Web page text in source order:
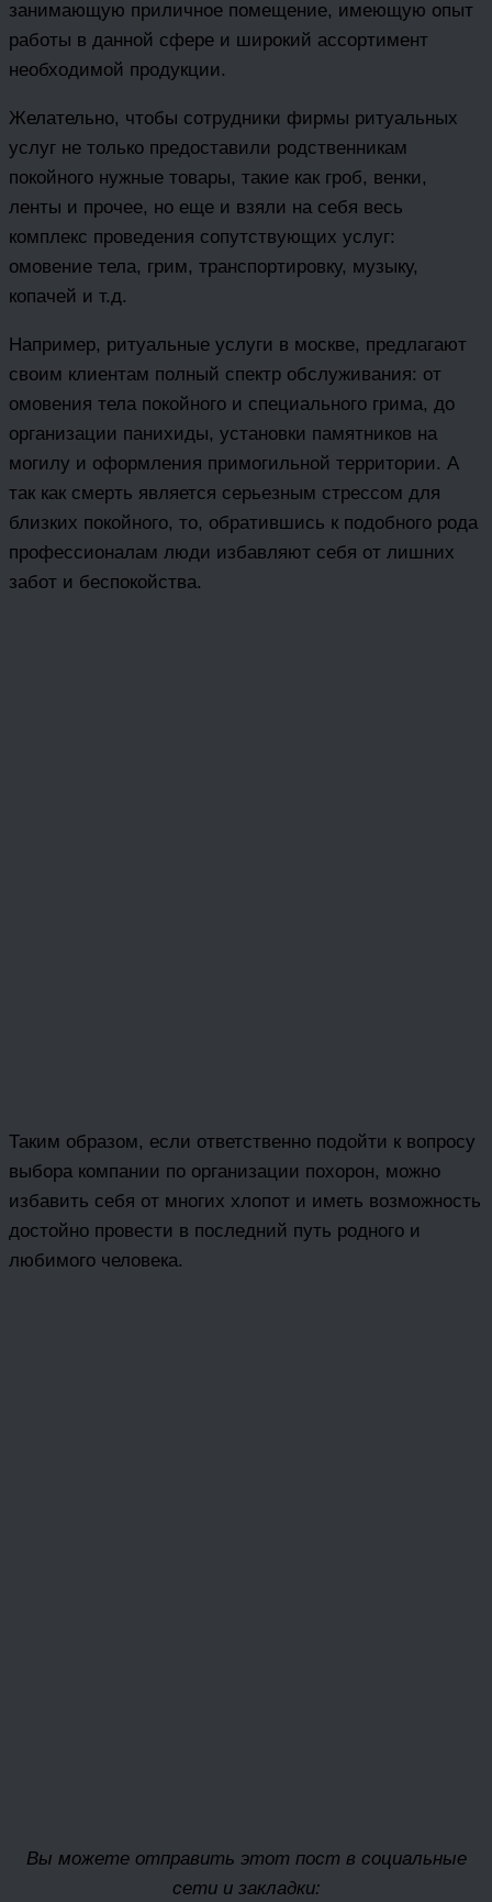
занимающую приличное помещение, имеющую опыт
работы в данной сфере и широкий ассортимент
необходимой продукции.
Желательно, чтобы сотрудники фирмы ритуальных
услуг не только предоставили родственникам
покойного нужные товары, такие как гроб, венки,
ленты и прочее, но еще и взяли на себя весь
комплекс проведения сопутствующих услуг:
омовение тела, грим, транспортировку, музыку,
копачей и т.д.
Например, ритуальные услуги в москве, предлагают
своим клиентам полный спектр обслуживания: от
омовения тела покойного и специального грима, до
организации панихиды, установки памятников на
могилу и оформления примогильной территории. А
так как смерть является серьезным стрессом для
близких покойного, то, обратившись к подобного рода
профессионалам люди избавляют себя от лишних
забот и беспокойства.
Таким образом, если ответственно подойти к вопросу
выбора компании по организации похорон, можно
избавить себя от многих хлопот и иметь возможность
достойно провести в последний путь родного и
любимого человека.
Вы можете отправить этот пост в социальные
сети и закладки: